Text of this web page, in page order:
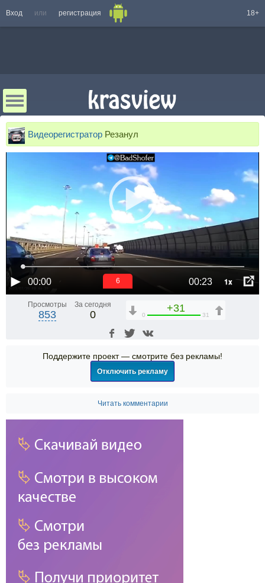
Вход или регистрация 18+
Видеорегистратор Резанул
00:00 00:23 1x
6
Просмотры
853
За сегодня
0
+31
0 31
Поддержите проект — смотрите без рекламы!
Отключить рекламу
Читать комментарии